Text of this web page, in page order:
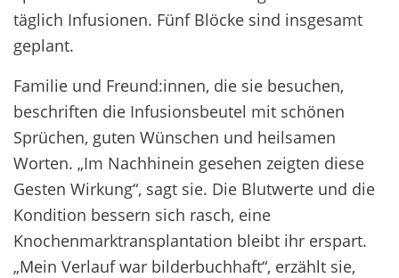
täglich Infusionen. Fünf Blöcke sind insgesamt
geplant.
Familie und Freund:innen, die sie besuchen,
beschriften die Infusionsbeutel mit schönen
Sprüchen, guten Wünschen und heilsamen
Worten. „Im Nachhinein gesehen zeigten diese
Gesten Wirkung“, sagt sie. Die Blutwerte und die
Kondition bessern sich rasch, eine
Knochenmarktransplantation bleibt ihr erspart.
„Mein Verlauf war bilderbuchhaft“, erzählt sie,